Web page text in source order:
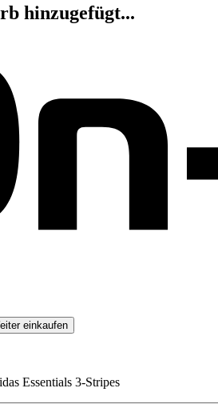
hinzugefügt...
einkaufen
Essentials 3-Stripes